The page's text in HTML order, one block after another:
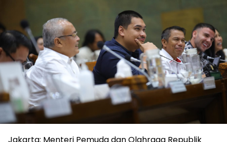
Jakarta: Menteri Pemuda dan Olahraga Republik